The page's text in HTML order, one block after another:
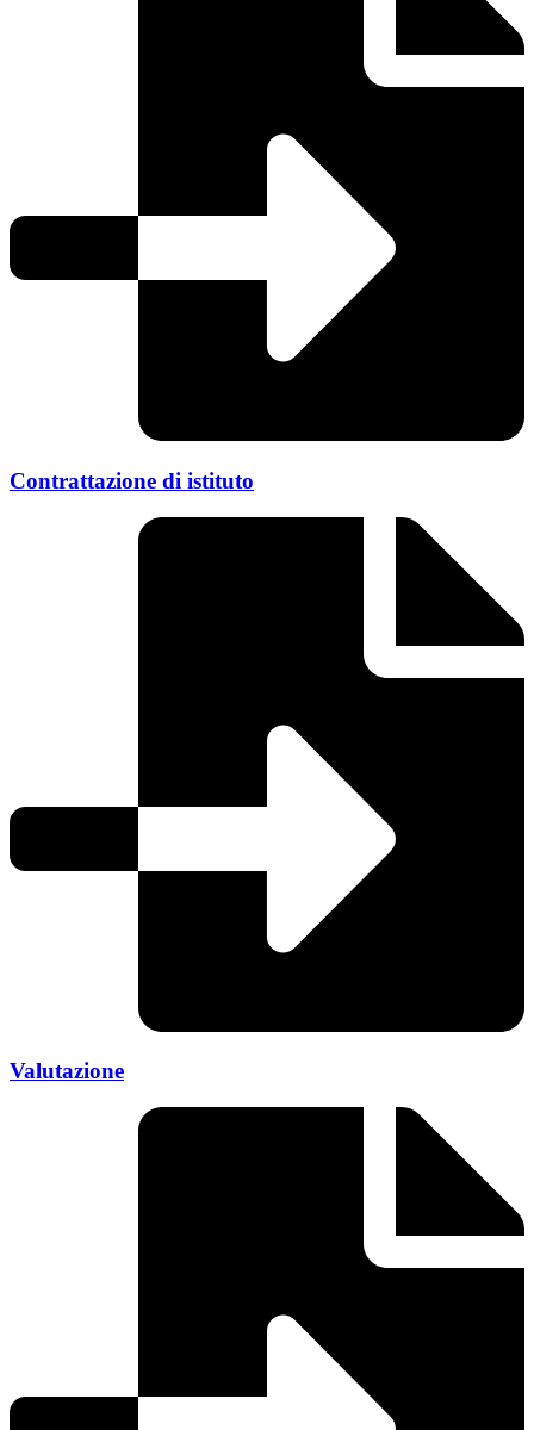
Contrattazione di istituto
Valutazione